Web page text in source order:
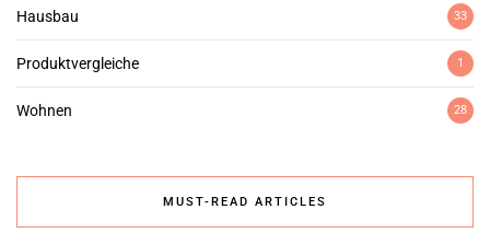
Hausbau 33
Produktvergleiche 1
Wohnen 28
MUST-READ ARTICLES